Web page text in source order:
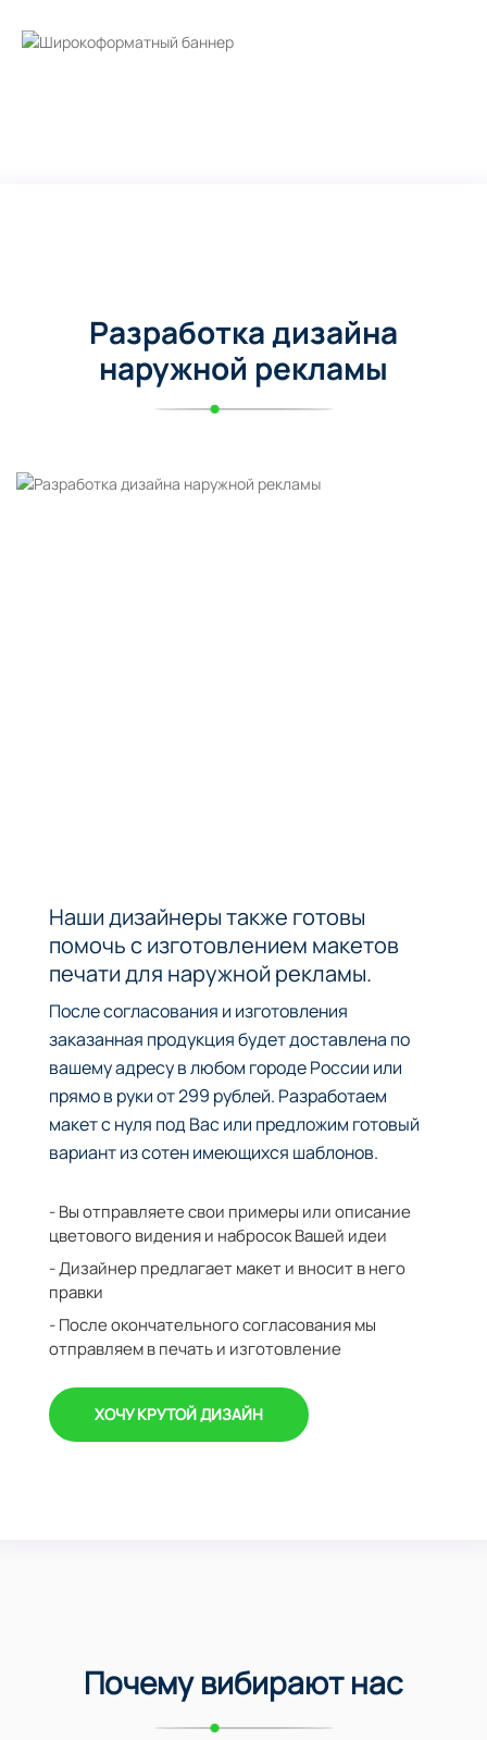
Разработка дизайна
наружной рекламы
Наши дизайнеры также готовы
помочь с изготовлением макетов
печати для наружной рекламы.
После согласования и изготовления
заказанная продукция будет доставлена по
вашему адресу в любом городе России или
прямо в руки от 299 рублей. Разработаем
макет с нуля под Вас или предложим готовый
вариант из сотен имеющихся шаблонов.
- Вы отправляете свои примеры или описание
цветового видения и набросок Вашей идеи
- Дизайнер предлагает макет и вносит в него
правки
- После окончательного согласования мы
отправляем в печать и изготовление
ХОЧУ КРУТОЙ ДИЗАЙН
Почему вибирают нас